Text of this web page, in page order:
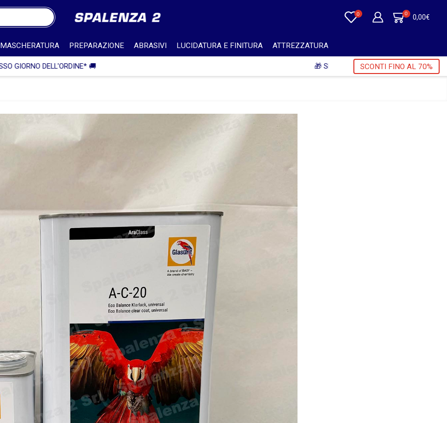
0 0 0,00€
MASCHERATURA PREPARAZIONE ABRASIVI LUCIDATURA E FINITURA ATTREZZATURA
🎁 SPEDIZIONE IN ITALIA GRATUITA PER ORDINI SUPERIORI A 750€ + IVA 🎁 SCONTI FINO AL 70%